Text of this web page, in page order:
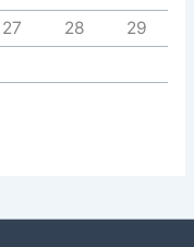
27 28
29